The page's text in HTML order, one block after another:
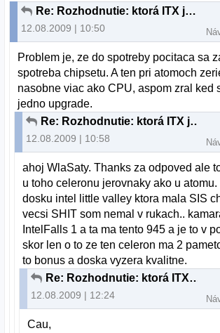
Re: Rozhodnutie: ktorá ITX je lepsia
12.08.2009 | 10:50
Problem je, ze do spotreby pocitaca sa
spotreba chipsetu. A ten pri atomoch
nasobne viac ako CPU, aspom zral ked
jedno upgrade.
Re: Rozhodnutie: ktorá ITX je lepsia
12.08.2009 | 10:58
ahoj WlaSaty. Thanks za odpoved ale
u toho celeronu jerovnaky ako u atomu.
dosku intel little valley ktora mala SIS
vecsi SHIT som nemal v rukach..
IntelFalls 1 a ta ma tento 945 a je to v
skor len o to ze ten celeron ma 2
to bonus a doska vyzera kvalitne.
Re: Rozhodnutie: ktorá ITX je lepsia
12.08.2009 | 12:24
Cau,